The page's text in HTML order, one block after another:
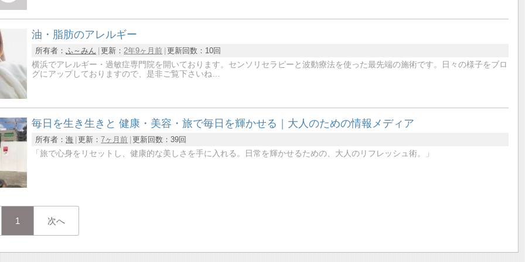
油・脂肪のアレルギー
所有者：ふ～みん 更新：2年9ヶ月前 更新回数： 10回
横浜でアレルギー・過敏症専門院を開いております。センソリセラピーと波動療法を使った最先端の施術です。日々の様子をブロ
グにアップしておりますので、是非ご覧下さいね…
毎日を生き生きと 健康・美容・旅で毎日を輝かせる｜大人のための情報メディア
所有者：海 更新：7ヶ月前 更新回数：39回
「旅で心身をリセットし、健康的な美しさを手に入れる。日常を輝かせるための、大人のリフレッシュ術。」
1 次へ